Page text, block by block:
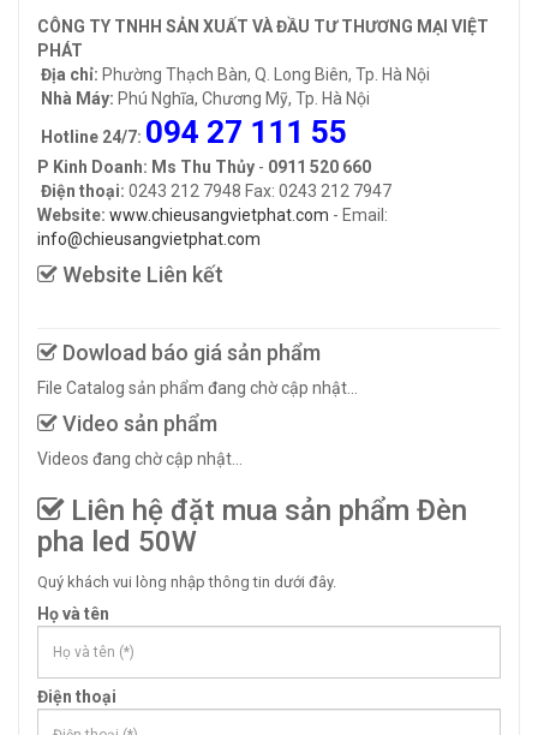
CÔNG TY TNHH SẢN XUẤT VÀ ĐẦU TƯ THƯƠNG MẠI VIỆT
PHÁT
Địa chỉ: Phường Thạch Bàn, Q. Long Biên, Tp. Hà Nội
Nhà Máy: Phú Nghĩa, Chương Mỹ, Tp. Hà Nội
Hotline 24/7: 094 27 111 55
P Kinh Doanh: Ms Thu Thủy - 0911 520 660
Điện thoại: 0243 212 7948 Fax: 0243 212 7947
Website: www.chieusangvietphat.com - Email:
info@chieusangvietphat.com
Website Liên kết
Dowload báo giá sản phẩm
File Catalog sản phẩm đang chờ cập nhật...
Video sản phẩm
Videos đang chờ cập nhật...
Liên hệ đặt mua sản phẩm Đèn
pha led 50W
Quý khách vui lòng nhập thông tin dưới đây.
Họ và tên
Điện thoại